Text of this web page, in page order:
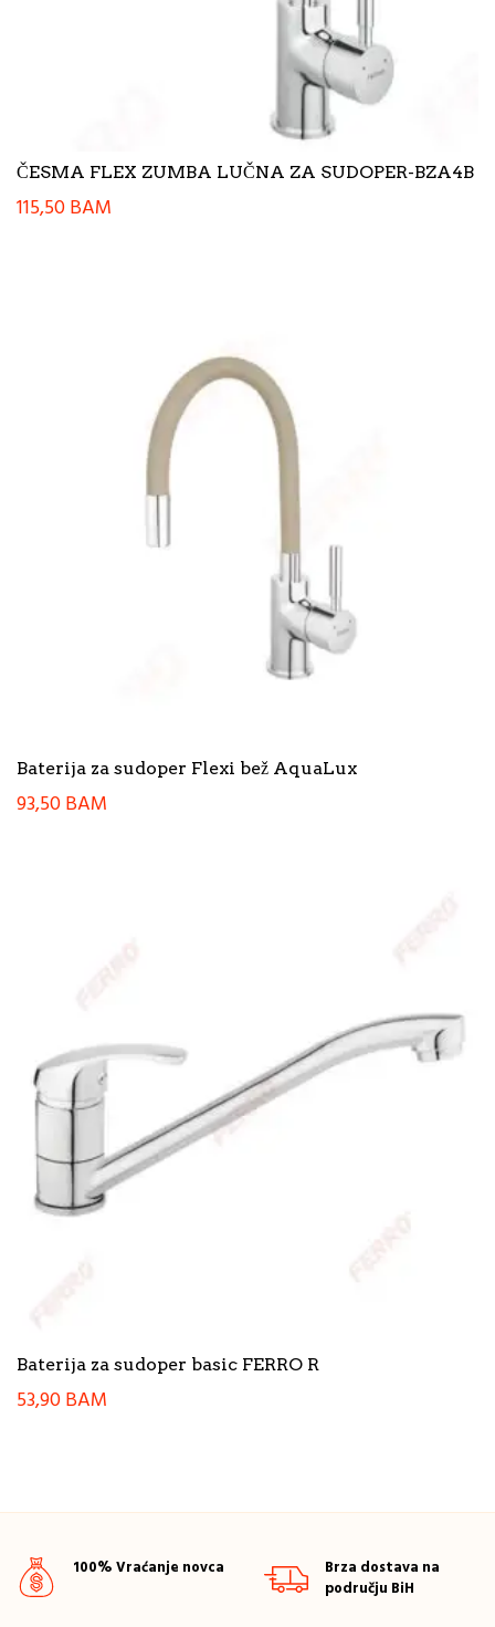
ČESMA FLEX ZUMBA LUČNA ZA SUDOPER-BZA4B
115,50BAM
Baterija za sudoper Flexi bež AquaLux
93,50BAM
Baterija za sudoper basic FERRO R
53,90BAM
100% Vraćanje novca
Brza dostava na
području BiH